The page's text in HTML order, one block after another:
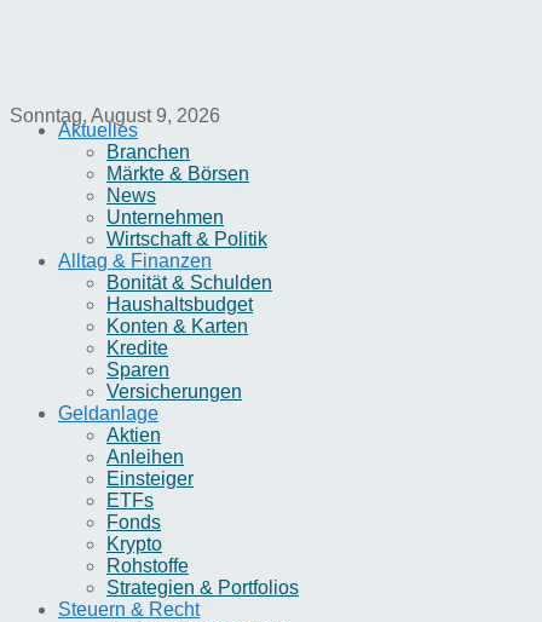
Sonntag, August 9, 2026
Aktuelles
Branchen
Märkte & Börsen
News
Unternehmen
Wirtschaft & Politik
Alltag & Finanzen
Bonität & Schulden
Haushaltsbudget
Konten & Karten
Kredite
Sparen
Versicherungen
Geldanlage
Aktien
Anleihen
Einsteiger
ETFs
Fonds
Krypto
Rohstoffe
Strategien & Portfolios
Steuern & Recht